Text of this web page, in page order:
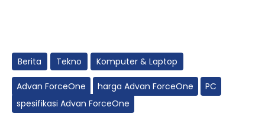
Berita Tekno Komputer & Laptop
Advan ForceOne harga Advan ForceOne
PC
spesifikasi Advan ForceOne